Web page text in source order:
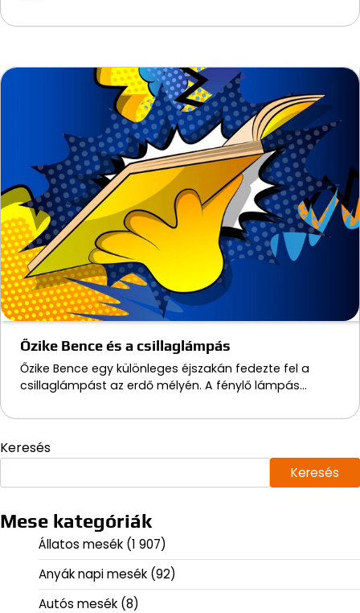
Őzike Bence és a csillaglámpás
Őzike Bence egy különleges éjszakán fedezte fel a
csillaglámpást az erdő mélyén. A fénylő lámpás…
Keresés
Keresés
Mese kategóriák
Állatos mesék (1 907)
Anyák napi mesék (92)
Autós mesék (8)